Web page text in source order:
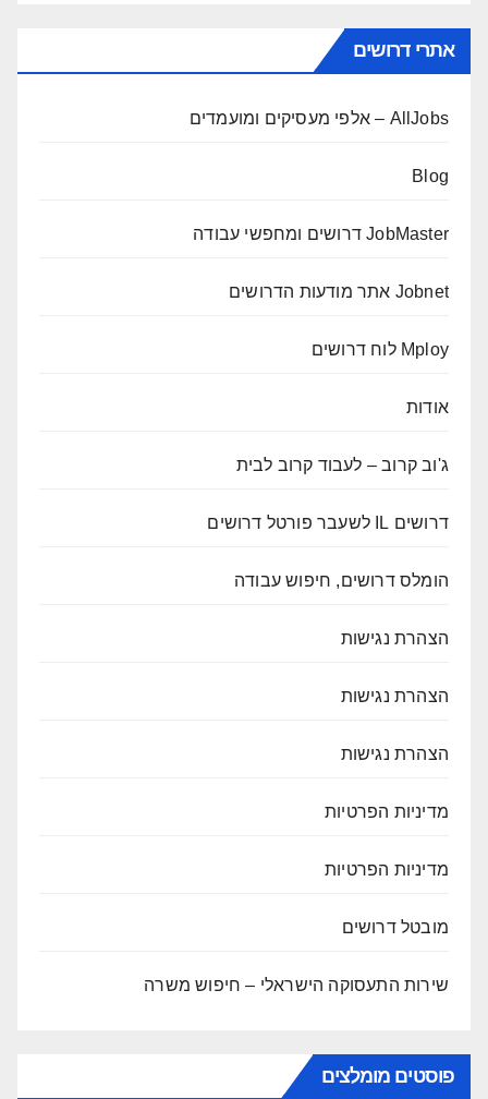
אתרי דרושים
AllJobs – אלפי מעסיקים ומועמדים
Blog
JobMaster דרושים ומחפשי עבודה
Jobnet אתר מודעות הדרושים
Mploy לוח דרושים
אודות
ג'וב קרוב – לעבוד קרוב לבית
דרושים IL לשעבר פורטל דרושים
הומלס דרושים, חיפוש עבודה
הצהרת נגישות
הצהרת נגישות
הצהרת נגישות
מדיניות הפרטיות
מדיניות הפרטיות
מובטל דרושים
שירות התעסוקה הישראלי – חיפוש משרה
פוסטים מומלצים